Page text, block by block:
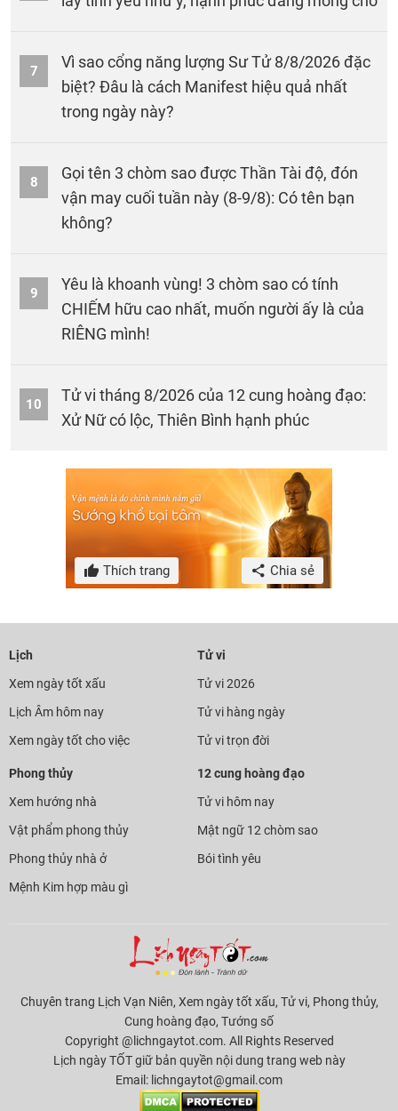
7
Vì sao cổng năng lượng Sư Tử 8/8/2026 đặc
biệt? Đâu là cách Manifest hiệu quả nhất
trong ngày này?
8
Gọi tên 3 chòm sao được Thần Tài độ, đón
vận may cuối tuần này (8-9/8): Có tên bạn
không?
9
Yêu là khoanh vùng! 3 chòm sao có tính
CHIẾM hữu cao nhất, muốn người ấy là của
RIÊNG mình!
10
Tử vi tháng 8/2026 của 12 cung hoàng đạo:
Xử Nữ có lộc, Thiên Bình hạnh phúc
Thích trang Chia sẻ
Lịch
Xem ngày tốt xấu
Lịch Âm hôm nay
Xem ngày tốt cho việc
Tử vi
Tử vi 2026
Tử vi hàng ngày
Tử vi trọn đời
Phong thủy
Xem hướng nhà
Vật phẩm phong thủy
Phong thủy nhà ở
Mệnh Kim hợp màu gì
12 cung hoàng đạo
Tử vi hôm nay
Mật ngữ 12 chòm sao
Bói tình yêu
Chuyên trang Lịch Vạn Niên, Xem ngày tốt xấu, Tử vi, Phong thủy,
Cung hoàng đạo, Tướng số
Copyright @lichngaytot.com. All Rights Reserved
Lịch ngày TỐT giữ bản quyền nội dung trang web này
Email: lichngaytot@gmail.com